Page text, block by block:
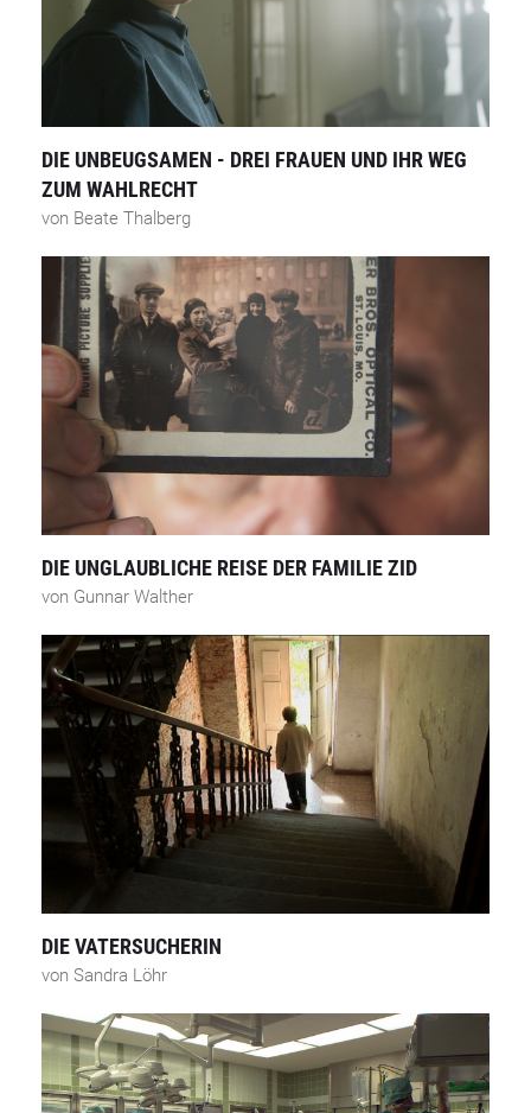
DIE UNBEUGSAMEN - DREI FRAUEN UND IHR WEG
ZUM WAHLRECHT
von Beate Thalberg
DIE UNGLAUBLICHE REISE DER FAMILIE ZID
von Gunnar Walther
DIE VATERSUCHERIN
von Sandra Löhr